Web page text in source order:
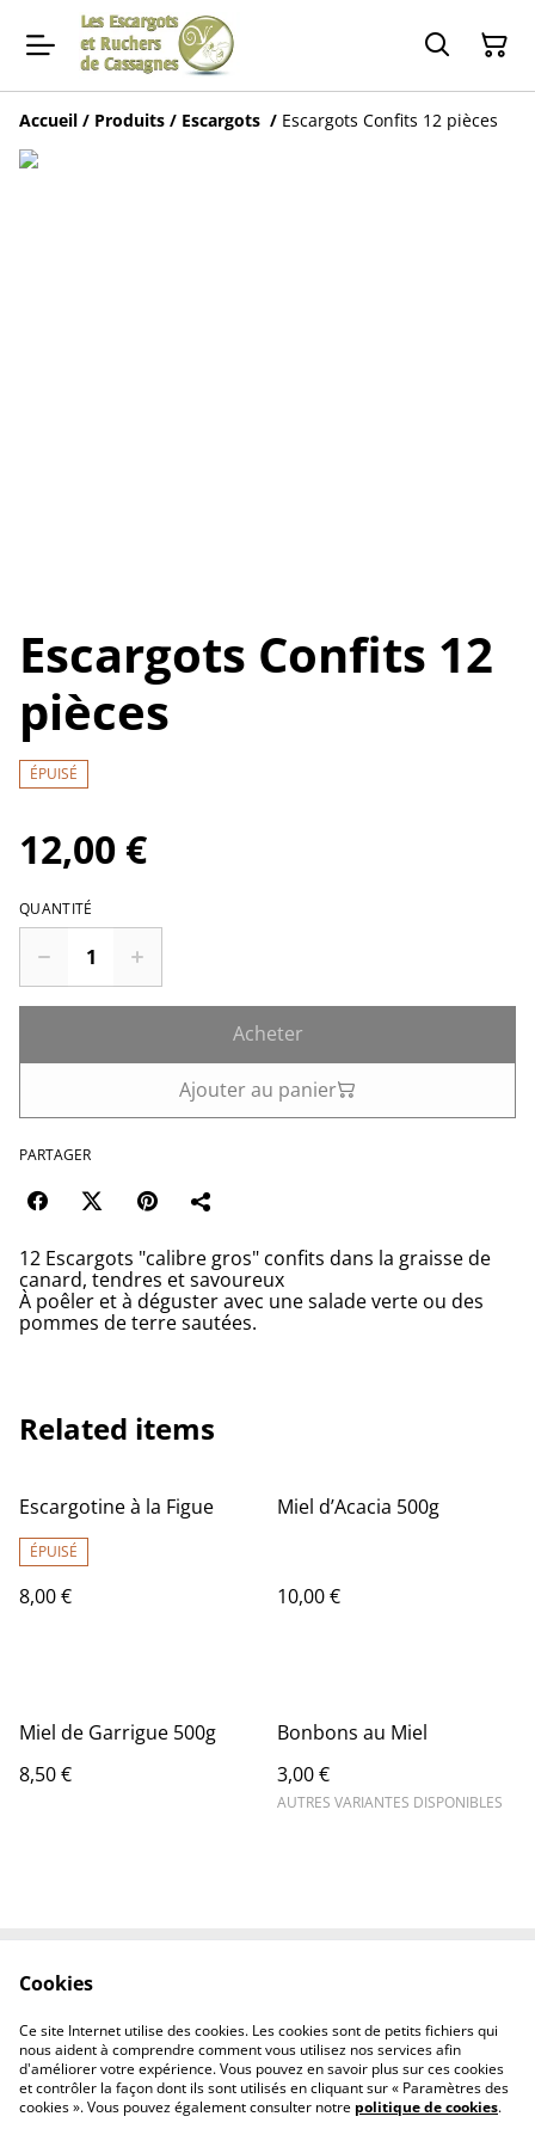
Accueil / Produits / Escargots / Escargots Confits 12 pièces
Escargots Confits 12
pièces
ÉPUISÉ
12,00 €
QUANTITÉ
Acheter
Ajouter au panier
PARTAGER
12 Escargots "calibre gros" confits dans la graisse de
canard, tendres et savoureux
À poêler et à déguster avec une salade verte ou des
pommes de terre sautées.
Related items
Escargotine à la Figue
ÉPUISÉ
8,00 €
Miel d’Acacia 500g
10,00 €
Miel de Garrigue 500g
8,50 €
Bonbons au Miel
3,00 €
AUTRES VARIANTES DISPONIBLES
Politique de
confidentialité
Politique de cookies
Cookies
Ce site Internet utilise des cookies. Les cookies sont de petits fichiers qui
nous aident à comprendre comment vous utilisez nos services afin
d'améliorer votre expérience. Vous pouvez en savoir plus sur ces cookies
et contrôler la façon dont ils sont utilisés en cliquant sur « Paramètres des
cookies ». Vous pouvez également consulter notre politique de cookies.